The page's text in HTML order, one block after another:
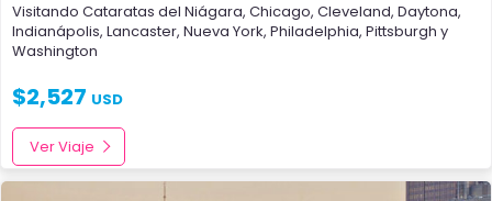
Visitando Cataratas del Niágara, Chicago, Cleveland, Daytona,
Indianápolis, Lancaster, Nueva York, Philadelphia, Pittsburgh y
Washington
$2,527 USD
Ver Viaje